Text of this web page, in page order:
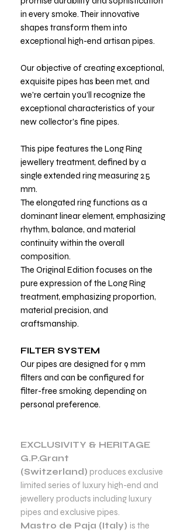
in every smoke. Their innovative
shapes transform them into
exceptional high-end artisan pipes.
Our objective of creating exceptional,
exquisite pipes has been met, and
we're certain you'll recognize the
exceptional characteristics of your
new collector's fine pipes.
This pipe features the Long Ring
jewellery treatment, defined by a
single extended ring measuring 25
mm.
The elongated ring functions as a
dominant linear element, emphasizing
rhythm, balance, and material
continuity within the overall
composition.
The Original Edition focuses on the
pure expression of the Long Ring
treatment, emphasizing proportion,
material precision, and
craftsmanship.
FILTER SYSTEM
Our pipes are designed for 9 mm
filters and can be configured for
filter-free smoking, depending on
personal preference.
EXCLUSIVITY & HERITAGE
G.P.Grant
(Switzerland) produces exclusive
limited series of luxury high-end and
jewellery products including luxury
pipes and exclusive pipes.
Mastro de Paja (Italy) is the